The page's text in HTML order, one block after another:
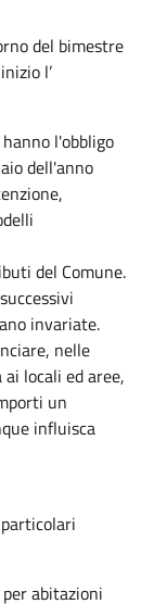
del bimestre
l’
l'obbligo
dell'anno
del Comune.
invariate.
nelle
locali ed aree,
un
influisca
abitazioni